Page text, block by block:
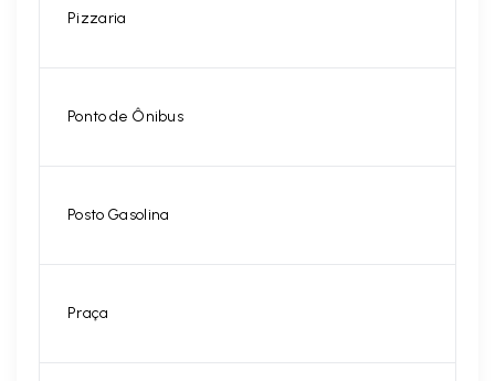
Pizzaria
Ponto de Ônibus
Posto Gasolina
Praça